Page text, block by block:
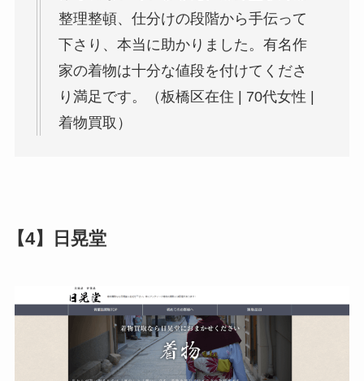
整理整頓、仕分けの段階から手伝って
下さり、本当に助かりました。有名作
家の着物は十分な値段を付けてくださ
り満足です。（板橋区在住 | 70代女性 |
着物買取）
【4】日晃堂